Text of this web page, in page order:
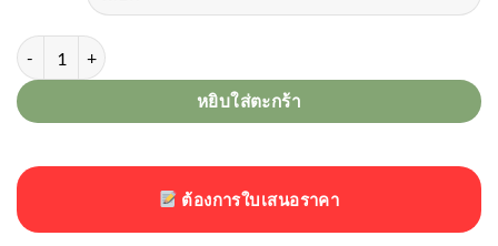
จำนวน ซิลิโคนหลอด GP 270ml. ชิ้น
หยิบใส่ตะกร้า
ต้องการใบเสนอราคา